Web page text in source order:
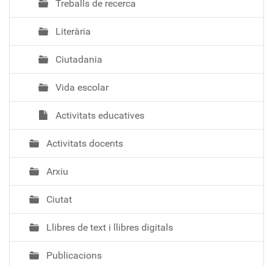
Treballs de recerca
Literària
Ciutadania
Vida escolar
Activitats educatives
Activitats docents
Arxiu
Ciutat
Llibres de text i llibres digitals
Publicacions